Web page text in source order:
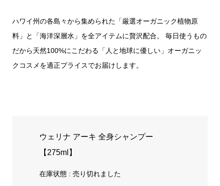
ハワイ州の各島々から集められた「厳選オーガニック植物原
料」と「海洋深層水」を全アイテムに贅沢配合。 毎日使うもの
だから天然100%にこだわる「人と地球に優しい」オーガニッ
クコスメを適正プライスでお届けします。
ウェリナ アーキ 全身シャンプー
【275ml】
在庫状態 : 売り切れました